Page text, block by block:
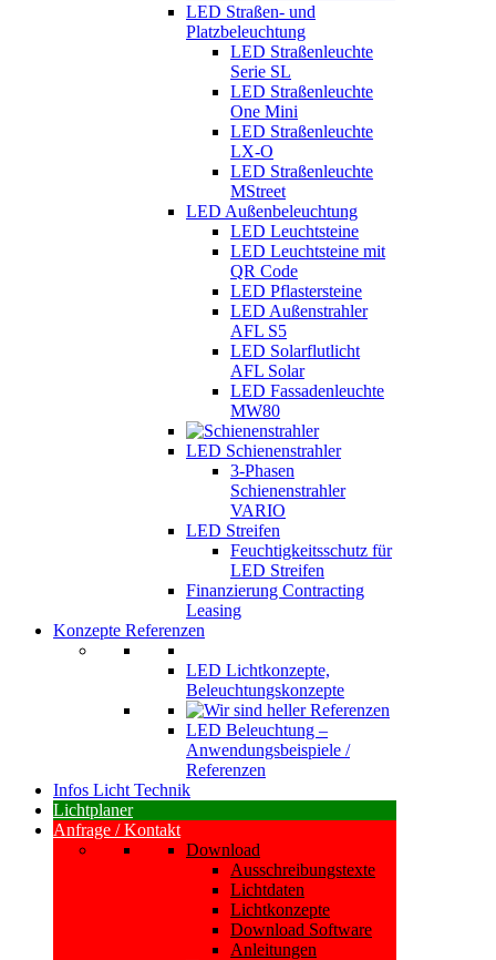
LED Straßen- und
Platzbeleuchtung
LED Straßenleuchte
Serie SL
LED Straßenleuchte
One Mini
LED Straßenleuchte
LX-O
LED Straßenleuchte
MStreet
LED Außenbeleuchtung
LED Leuchtsteine
LED Leuchtsteine mit
QR Code
LED Pflastersteine
LED Außenstrahler
AFL S5
LED Solarflutlicht
AFL Solar
LED Fassadenleuchte
MW80
LED Schienenstrahler
3-Phasen
Schienenstrahler
VARIO
LED Streifen
Feuchtigkeitsschutz für
LED Streifen
Finanzierung Contracting
Leasing
Konzepte Referenzen
LED Lichtkonzepte,
Beleuchtungskonzepte
LED Beleuchtung –
Anwendungsbeispiele /
Referenzen
Infos Licht Technik
Lichtplaner
Anfrage / Kontakt
Download
Ausschreibungstexte
Lichtdaten
Lichtkonzepte
Download Software
Anleitungen